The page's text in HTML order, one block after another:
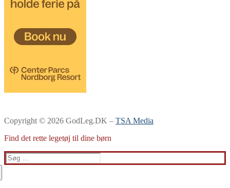
Copyright © 2026 GodLeg.DK – TSA Media
Find det rette legetøj til dine børn
Søg
efter: